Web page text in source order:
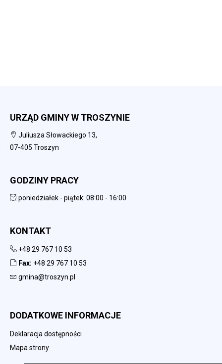
URZĄD GMINY W TROSZYNIE
Juliusza Słowackiego 13,
07-405 Troszyn
GODZINY PRACY
poniedziałek - piątek: 08:00 - 16:00
KONTAKT
+48 29 767 10 53
Fax: +48 29 767 10 53
gmina@troszyn.pl
DODATKOWE INFORMACJE
Deklaracja dostępności
Mapa strony